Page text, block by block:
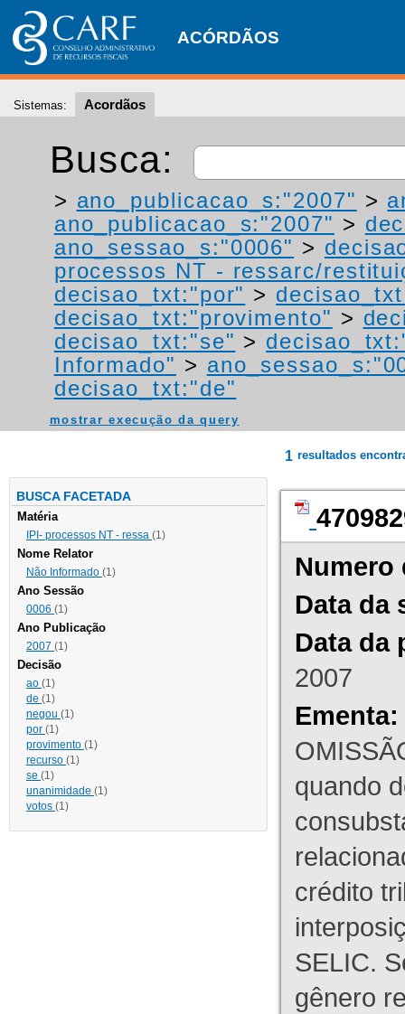
ACÓRDÃOS
Sistemas: Acordãos
Busca:
> ano_publicacao_s:"2007" >
ano_publicacao_s:"2007" >
ano_sessao_s:"0006" >
processos NT - ressarc/
decisao_txt:"por" >
decisao_txt:"provimento" >
decisao_txt:"se" >
Informado" >
decisao_txt:"de"
mostrar execução da query
BUSCA FACETADA
Matéria
IPI- processos NT - ressa (1)
Nome Relator
Não Informado (1)
Ano Sessão
0006 (1)
Ano Publicação
2007 (1)
Decisão
ao (1)
de (1)
negou (1)
por (1)
provimento (1)
recurso (1)
se (1)
unanimidade (1)
votos (1)
1 resultados
Numero
Data da
Data da
2007
Ementa:
quando
crédito
SELIC.
gênero